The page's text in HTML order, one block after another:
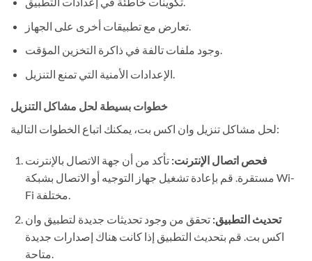
تعارض مع تطبيقات أخرى على الجهاز.
وجود ملفات تالفة في ذاكرة التخزين المؤقت.
خطوات بسيطة لحل مشاكل التنزيل
لحل مشاكل تنزيل وان اكس بت، يمكنك اتباع الخطوات التالية:
فحص اتصال الإنترنت: تأكد من أن جهة الاتصال بالإنترنت
مستقرة. قم بإعادة تشغيل جهاز التوجيه أو الاتصال بشبكة Wi-
Fi مختلفة.
تحديث التطبيق: تحقق من وجود تحديثات جديدة لتطبيق وان
اكس بت. قم بتحديث التطبيق إذا كانت هناك إصدارات جديدة
متاحة.